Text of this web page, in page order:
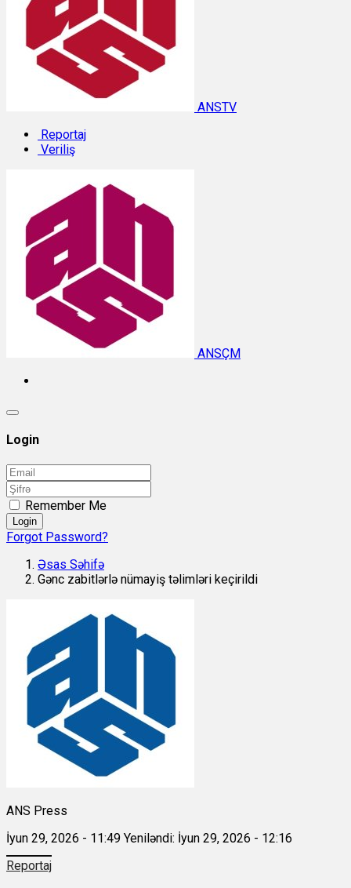
ANSTV
Reportaj
Veriliş
ANSÇM
Login
Remember Me
Login
Forgot Password?
Əsas Səhifə
Gənc zabitlərlə nümayiş təlimləri keçirildi
ANS Press
İyun 29, 2026 - 11:49 Yeniləndi: İyun 29, 2026 - 12:16
Reportaj